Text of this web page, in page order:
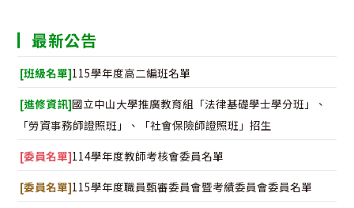
最新公告
[班級名單]115學年度高二編班名單
[進修資訊]國立中山大學推廣教育組「法律基礎學士學分班」、
「勞資事務師證照班」、「社會保險師證照班」招生
[委員名單]114學年度教師考核會委員名單
[委員名單]115學年度職員甄審委員會暨考績委員會委員名單